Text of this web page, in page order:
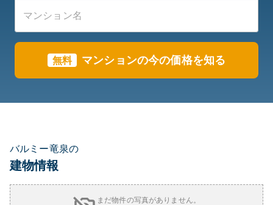
無料 マンションの今の価格を知る
バルミー竜泉の
建物情報
まだ物件の写真がありません。